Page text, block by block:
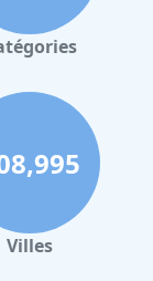
Villes